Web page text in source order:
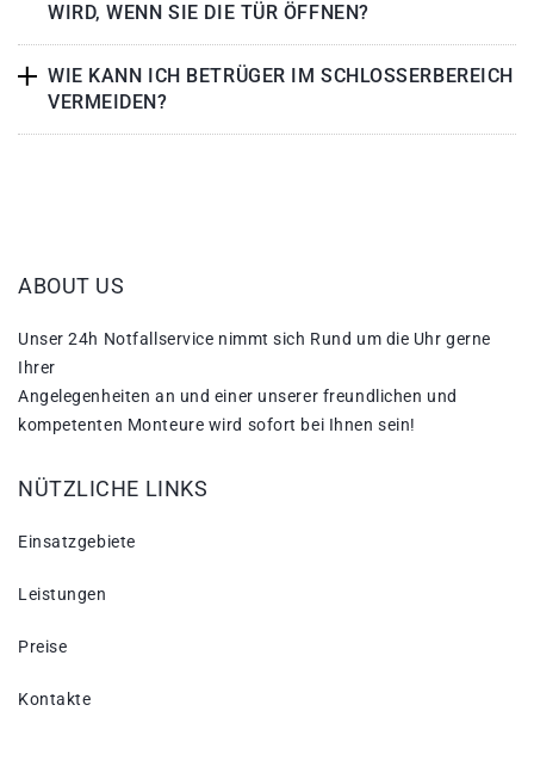
WIRD, WENN SIE DIE TÜR ÖFFNEN?
WIE KANN ICH BETRÜGER IM SCHLOSSERBEREICH
VERMEIDEN?
ABOUT US
Unser 24h Notfallservice nimmt sich Rund um die Uhr gerne
Ihrer
Angelegenheiten an und einer unserer freundlichen und
kompetenten Monteure wird sofort bei Ihnen sein!
NÜTZLICHE LINKS
Einsatzgebiete
Leistungen
Preise
Kontakte